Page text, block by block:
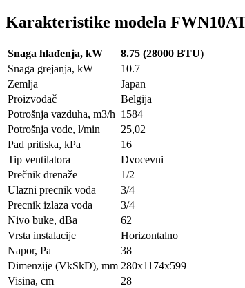
Karakteristike modela
Snaga hlađenja, kW
8.75 (28000 BTU)
Snaga grejanja, kW
10.7
Zemlja
Japan
Proizvođač
Belgija
Potrošnja vazduha, m3/h 1584
Potrošnja vode, l/min
25,02
Pad pritiska, kPa
16
Tip ventilatora
Dvocevni
Prečnik drenaže
1/2
Ulazni precnik voda
3/4
Precnik izlaza voda
3/4
Nivo buke, dBa
62
Vrsta instalacije
Horizontalno
Napor, Pa
38
Dimenzije (VkSkD), mm 280x1174x599
Visina, сm
28